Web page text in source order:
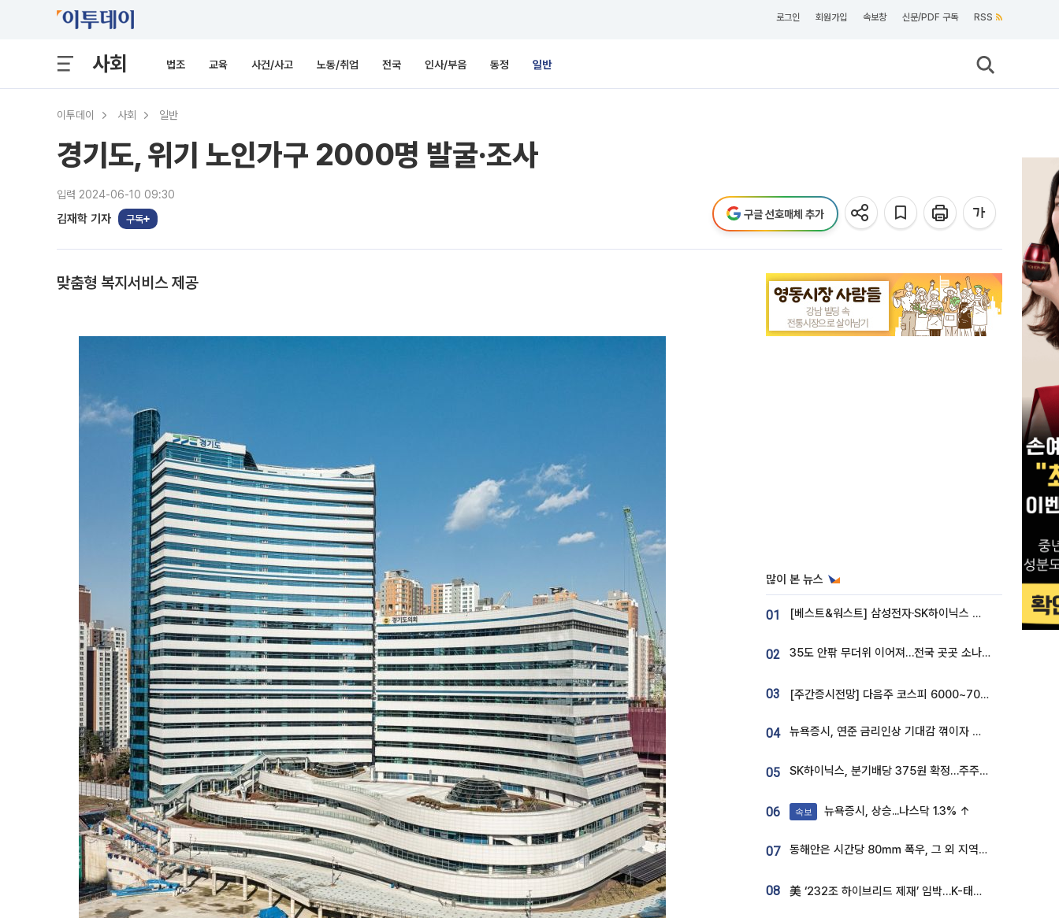
로그인 회원가입 속보창 신문/PDF 구독 RSS
사회 법조 교육 사건/사고 노동/취업 전국 인사/부음 동정 일반
이투데이 사회 일반
경기도, 위기 노인가구 2000명 발굴·조사
입력 2024-06-10 09:30
김재학 기자 구독 구글 선호매체 추가
맞춤형 복지서비스 제공
많이 본 뉴스
01 [베스트&워스트] 삼성전자·SK하이닉스 밀린 한 주…상상인증권은 85% 급등
02 35도 안팎 무더위 이어져…전국 곳곳 소나기 [오늘 날씨]
03 [주간증시전망] 다음주 코스피 6000~7000⋯“外人 수급은 정책이 변수”
04 뉴욕증시, 연준 금리인상 기대감 꺾이자 상승...S&P500 사상 최고치 [종합]
05 SK하이닉스, 분기배당 375원 확정…주주환원책 9월로 앞당겨 발표
06 속보 뉴욕증시, 상승...나스닥 1.3% ↑
07 동해안은 시간당 80㎜ 폭우, 그 외 지역은 폭염…‘극과 극 날씨’
08 美 ‘232조 하이브리드 제재’ 임박…K-태양광, 불확실성 털고 날개 다나